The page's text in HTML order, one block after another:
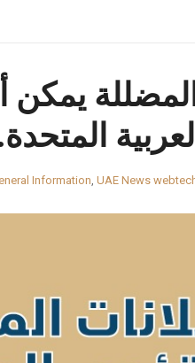
Information, UAE News